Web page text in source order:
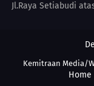
Jl.Raya Setiabudi
Kemitraan Media/
Home